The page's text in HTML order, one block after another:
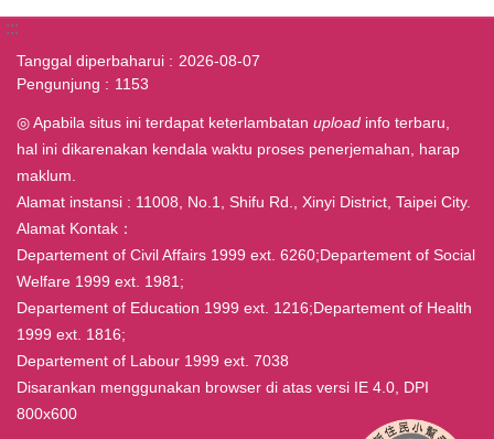
:::
Tanggal diperbaharui
2026-08-07
Pengunjung
1153
◎ Apabila situs ini terdapat keterlambatan upload info terbaru,
hal ini dikarenakan kendala waktu proses penerjemahan, harap
maklum.
Alamat instansi : 11008, No.1, Shifu Rd., Xinyi District, Taipei City.
Alamat Kontak：
Departement of Civil Affairs 1999 ext. 6260;Departement of Social
Welfare 1999 ext. 1981;
Departement of Education 1999 ext. 1216;Departement of Health
1999 ext. 1816;
Departement of Labour 1999 ext. 7038
Disarankan menggunakan browser di atas versi IE 4.0, DPI
800x600